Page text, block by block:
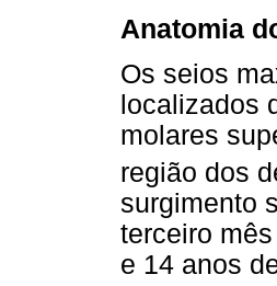
Anatomia
Os seios
localizados
molares
região dos
surgimento
terceiro
e 14 anos